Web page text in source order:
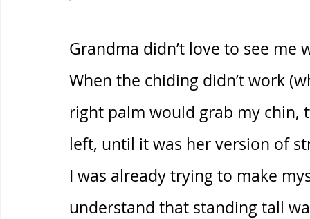
Grandma didn’t love to see me
When the chiding didn’t work
right palm would grab my chin,
left, until it was her version of
I was already trying to make
understand that standing tall